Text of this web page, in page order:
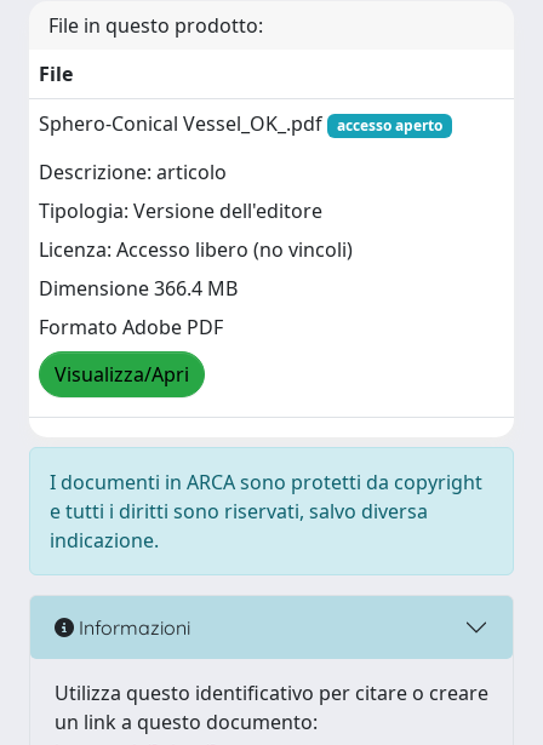
File in questo prodotto:
File
Sphero-Conical Vessel_OK_.pdf
accesso aperto
Descrizione: articolo
Tipologia: Versione dell'editore
Licenza: Accesso libero (no vincoli)
Dimensione 366.4 MB
Formato Adobe PDF
Visualizza/Apri
I documenti in ARCA sono protetti da copyright
e tutti i diritti sono riservati, salvo diversa
indicazione.
Informazioni
Utilizza questo identificativo per citare o creare
un link a questo documento: